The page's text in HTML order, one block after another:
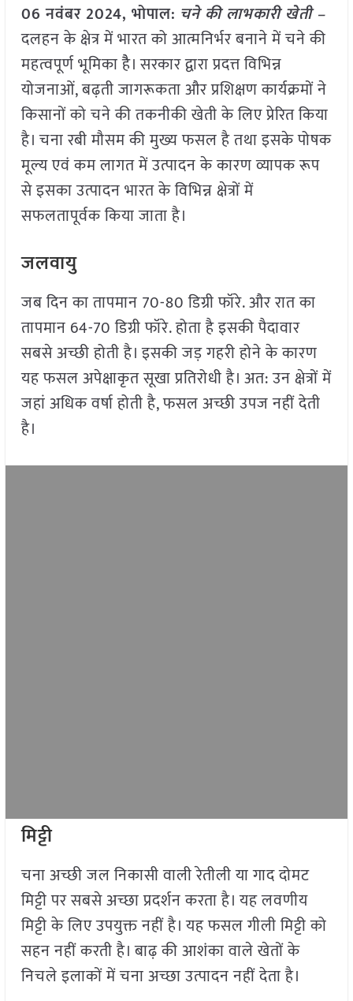
06 नवंबर 2024, भोपाल: चने की लाभकारी खेती –
दलहन के क्षेत्र में भारत को आत्मनिर्भर बनाने में चने की
महत्वपूर्ण भूमिका हैै। सरकार द्वारा प्रदत्त विभिन्न
योजनाओं, बढ़ती जागरूकता और प्रशिक्षण कार्यक्रमों ने
किसानों को चने की तकनीकी खेती के लिए प्रेरित किया
है। चना रबी मौसम की मुख्य फसल है तथा इसके पोषक
मूल्य एवं कम लागत में उत्पादन के कारण व्यापक रूप
से इसका उत्पादन भारत के विभिन्न क्षेत्रों में
सफलतापूर्वक किया जाता है।
जलवायु
जब दिन का तापमान 70-80 डिग्री फॉरे. और रात का
तापमान 64-70 डिग्री फॉरे. होता है इसकी पैदावार
सबसे अच्छी होती है। इसकी जड़ गहरी होने के कारण
यह फसल अपेक्षाकृत सूखा प्रतिरोधी है। अत: उन क्षेत्रों में
जहां अधिक वर्षा होती है, फसल अच्छी उपज नहीं देती
है।
मिट्टी
चना अच्छी जल निकासी वाली रेतीली या गाद दोमट
मिट्टी पर सबसे अच्छा प्रदर्शन करता है। यह लवणीय
मिट्टी के लिए उपयुक्त नहीं है। यह फसल गीली मिट्टी को
सहन नहीं करती है। बाढ़ की आशंका वाले खेतों के
निचले इलाकों में चना अच्छा उत्पादन नहीं देता है।